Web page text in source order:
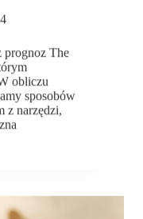
prognoz The
obliczu
sposobów
z narzędzi,